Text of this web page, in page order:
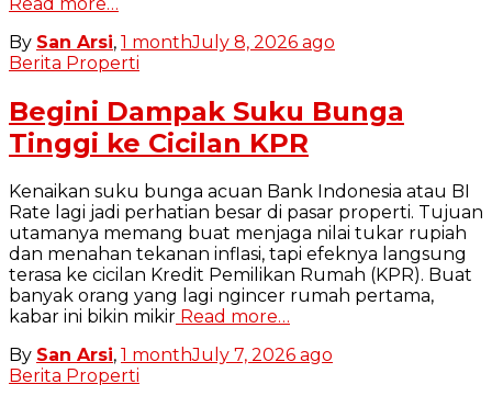
Read more…
By San Arsi, 1 monthJuly 8, 2026 ago
Berita Properti
Begini Dampak Suku Bunga
Tinggi ke Cicilan KPR
Kenaikan suku bunga acuan Bank Indonesia atau BI
Rate lagi jadi perhatian besar di pasar properti. Tujuan
utamanya memang buat menjaga nilai tukar rupiah
dan menahan tekanan inflasi, tapi efeknya langsung
terasa ke cicilan Kredit Pemilikan Rumah (KPR). Buat
banyak orang yang lagi ngincer rumah pertama,
kabar ini bikin mikir Read more…
By San Arsi, 1 monthJuly 7, 2026 ago
Berita Properti